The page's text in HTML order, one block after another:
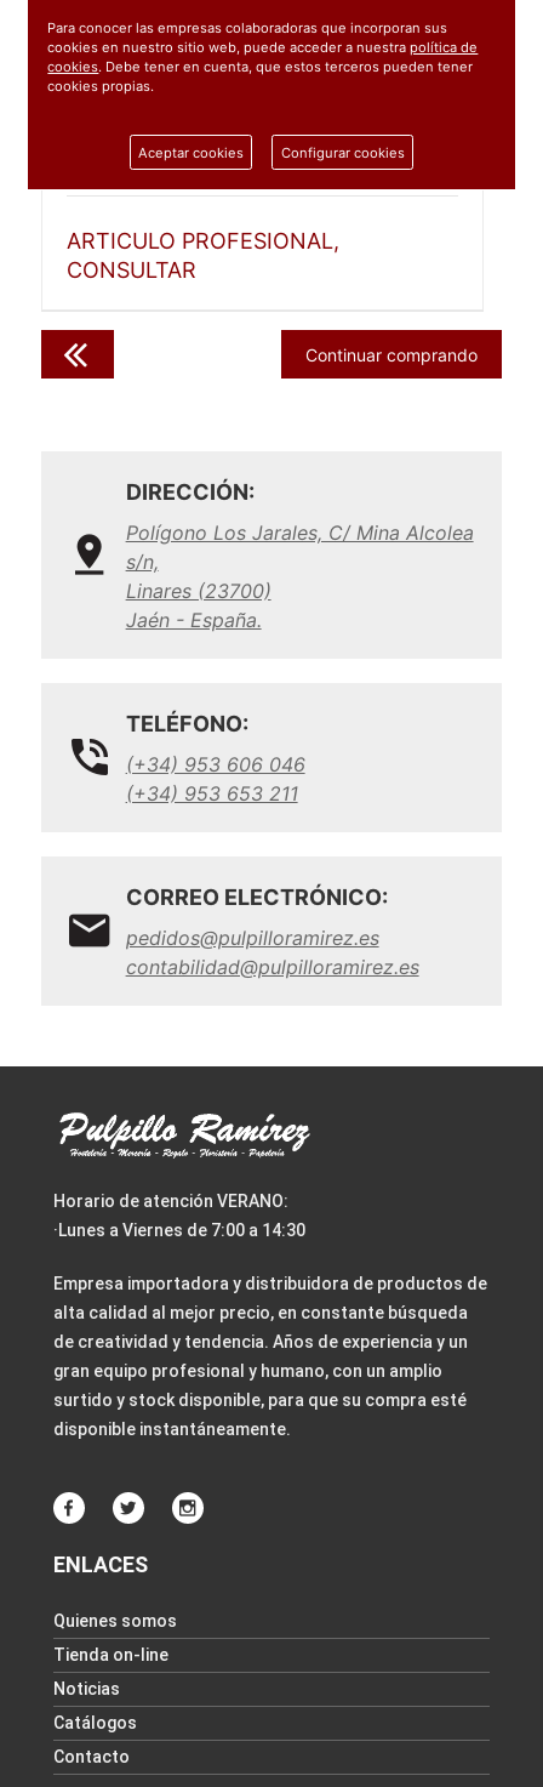
420602
1 unidad
ARTICULO PROFESIONAL,
CONSULTAR
Continuar comprando
DIRECCIÓN:
Polígono Los Jarales, C/ Mina Alcolea
s/n,
Linares (23700)
Jaén - España.
TELÉFONO:
(+34) 953 606 046
(+34) 953 653 211
CORREO ELECTRÓNICO:
pedidos@pulpilloramirez.es
contabilidad@pulpilloramirez.es
Horario de atención VERANO:
·Lunes a Viernes de 7:00 a 14:30
Empresa importadora y distribuidora de productos de
alta calidad al mejor precio, en constante búsqueda
de creatividad y tendencia. Años de experiencia y un
gran equipo profesional y humano, con un amplio
surtido y stock disponible, para que su compra esté
disponible instantáneamente.
ENLACES
Quienes somos
Tienda on-line
Noticias
Catálogos
Contacto
Para conocer las empresas colaboradoras que incorporan sus
cookies en nuestro sitio web, puede acceder a nuestrapolítica de
cookies. Debe tener en cuenta, que estos terceros pueden tener
cookies propias.
Aceptar cookies Configurar cookies